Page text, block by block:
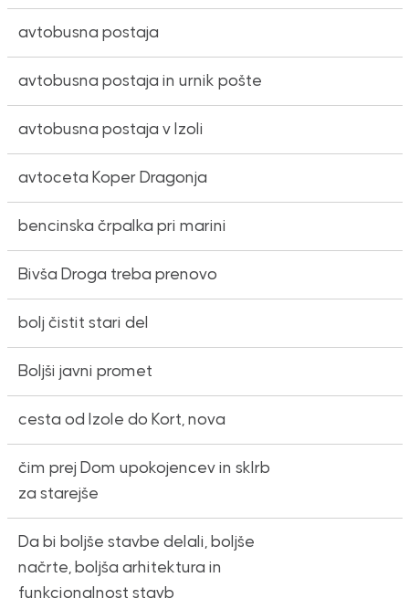
avtobusna postaja
avtobusna postaja in urnik pošte
avtobusna postaja v Izoli
avtoceta Koper Dragonja
bencinska črpalka pri marini
Bivša Droga treba prenovo
bolj čistit stari del
Boljši javni promet
cesta od Izole do Kort, nova
čim prej Dom upokojencev in sklrb
za starejše
Da bi boljše stavbe delali, boljše
načrte, boljša arhitektura in
funkcionalnost stavb